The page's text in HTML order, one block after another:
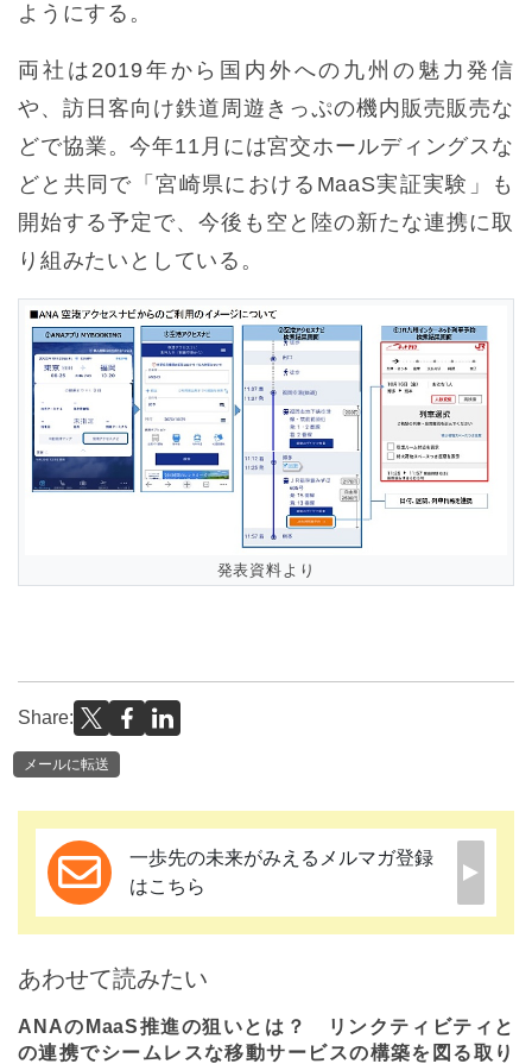
ようにする。
両社は2019年から国内外への九州の魅力発信
や、訪日客向け鉄道周遊きっぷの機内販売販売な
どで協業。今年11月には宮交ホールディングスな
どと共同で「宮崎県におけるMaaS実証実験」も
開始する予定で、今後も空と陸の新たな連携に取
り組みたいとしている。
発表資料より
Share:
メールに転送
一歩先の未来がみえるメルマガ登録
はこちら
あわせて読みたい
ANAのMaaS推進の狙いとは？ リンクティビティと
の連携でシームレスな移動サービスの構築を図る取り